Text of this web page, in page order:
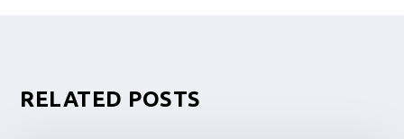
RELATED POSTS